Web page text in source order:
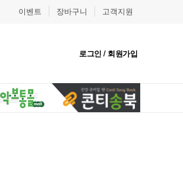
이벤트 장바구니 고객지원
로그인 / 회원가입